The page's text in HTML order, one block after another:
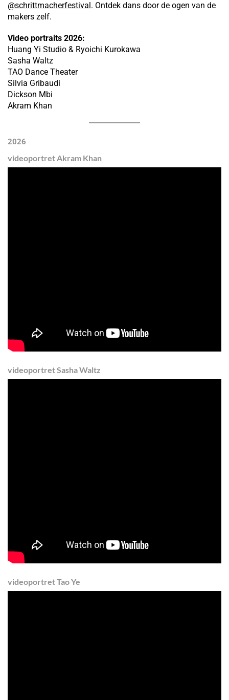
@schrittmacherfestival. Ontdek dans door de ogen van de
makers zelf.
Video portraits 2026:
Huang Yi Studio & Ryoichi Kurokawa
Sasha Waltz
TAO Dance Theater
Silvia Gribaudi
Dickson Mbi
Akram Khan
2026
videoportret Akram Khan
videoportret Sasha Waltz
videoportret Tao Ye